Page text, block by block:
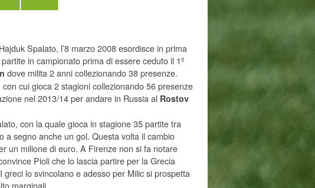
Spalato, l’8 marzo 2008 esordisce in prima
in campionato prima di essere ceduto il 1º
dove milita 2 anni collezionando 38 presenze.
cui gioca 2 stagioni collezionando 56 presenze
nel 2013/14 per andare in Russia al Rostov
con la quale gioca in stagione 35 partite tra
segno anche un gol. Questa volta il cambio
un milione di euro. A Firenze non si fa notare
Pioli che lo lascia partire per la Grecia
lo svincolano e adesso per Milic si prospetta
marginali.